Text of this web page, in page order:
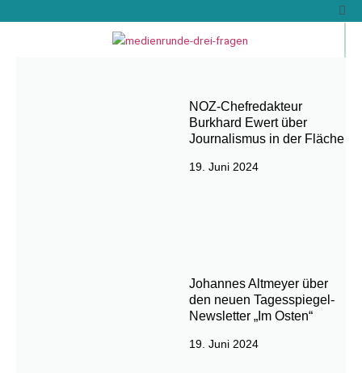
Inhalt
NOZ-Chefredakteur
Burkhard Ewert über
Journalismus in der Fläche
19. Juni 2024
Johannes Altmeyer über
den neuen Tagesspiegel-
Newsletter „Im Osten“
19. Juni 2024